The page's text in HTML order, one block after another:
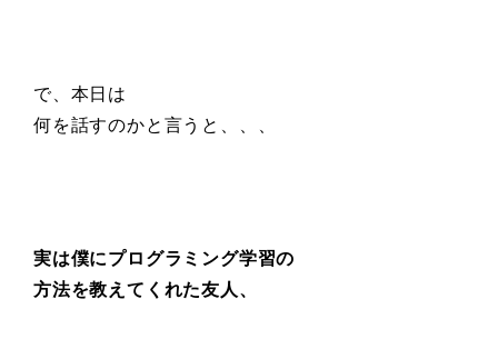
で、本日は
何を話すのかと言うと、、、
実は僕にプログラミング学習の
方法を教えてくれた友人、